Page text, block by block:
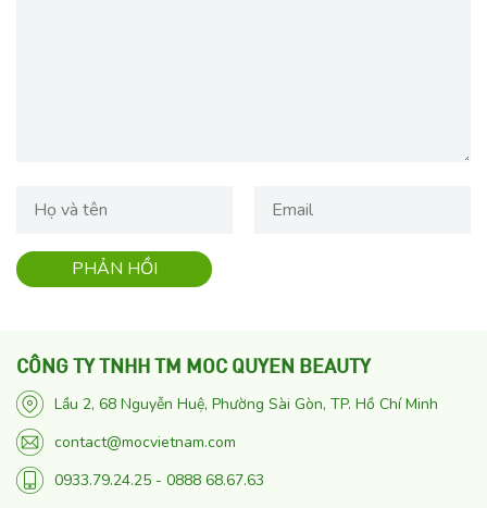
CÔNG TY TNHH TM MOC QUYEN BEAUTY
Lầu 2, 68 Nguyễn Huệ, Phường Sài Gòn, TP. Hồ Chí Minh
contact@mocvietnam.com
0933.79.24.25 - 0888 68.67.63